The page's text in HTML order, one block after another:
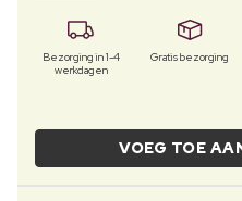
Bezorging in 1-4
werkdagen
Gratis bezorging
VOEG TOE